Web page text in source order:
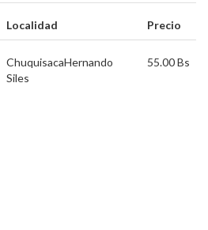
Localidad Precio
ChuquisacaHernando
Siles
55.00 Bs